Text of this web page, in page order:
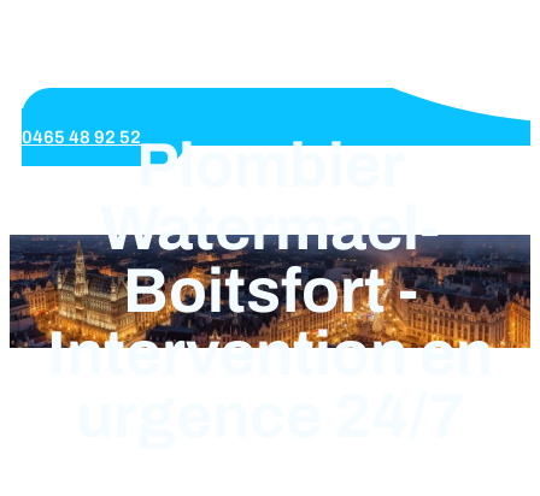
0465 48 92 52Plombier
Watermael-
Boitsfort -
Intervention en